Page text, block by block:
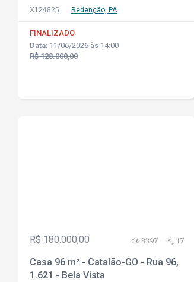
Jardim Camaru
X124825 Redenção, PA
FINALIZADO
Data:11/06/2026 às 14:00
R$ 128.000,00
R$ 180.000,00 3397 17
Casa 96 m² - Catalão-GO - Rua 96,
1.621 - Bela Vista